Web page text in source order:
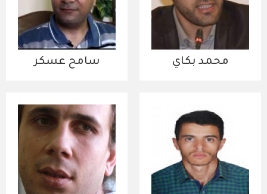
محمد بكاي‎ سامح عسكر